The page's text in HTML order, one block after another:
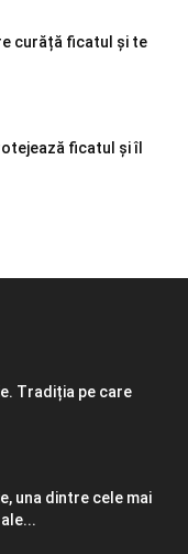
curăță ficatul și te
ficatul și îl
Tradiția pe care
una dintre cele mai